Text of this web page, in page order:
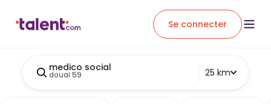
Se connecter
medico social
douai 59 25 km